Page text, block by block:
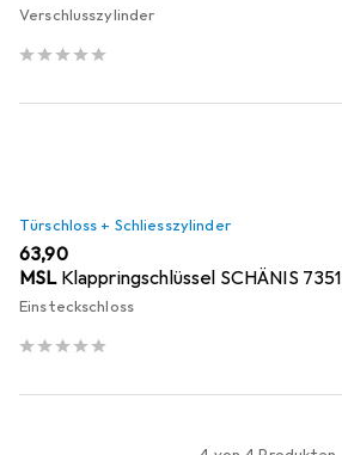
Verschlusszylinder
Türschloss + Schliesszylinder
EUR
63,90
MSL Klappringschlüssel SCHÄNIS 7351
Einsteckschloss